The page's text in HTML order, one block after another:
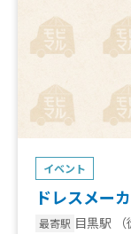
イベント
ドレスメー
最寄駅 目黒駅